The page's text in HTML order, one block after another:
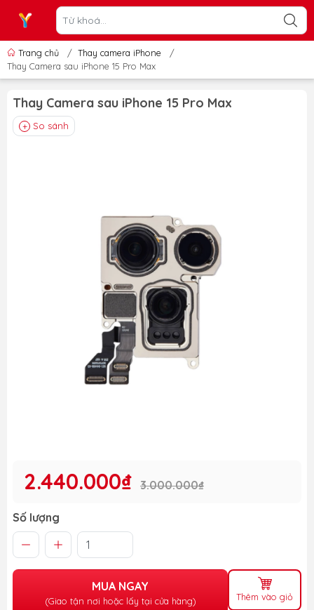
Trang chủ / Thay camera iPhone
/
Thay Camera sau iPhone 15 Pro Max
Thay Camera sau iPhone 15 Pro Max
So sánh
2.440.000₫ 3.000.000₫
Số lượng
MUA NGAY
(Giao tận nơi hoặc lấy tại cửa hàng) Thêm vào giỏ